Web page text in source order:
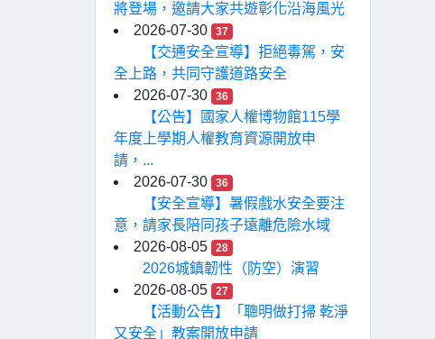
將登場，邀請大家共遊彰化沿海風光
2026-07-30
37
【交通安全宣導】拒絕毒駕，安
全上路，共同守護道路安全
2026-07-30
36
【公告】國家人權博物館115學
年度上學期人權教育資源開放申
請，...
2026-07-30
36
【安全宣導】暑假戲水安全要注
意，請家長陪同孩子遠離危險水域
2026-08-05
28
2026城鎮韌性（防空）演習
2026-08-05
27
【活動公告】「聰明做打掃 乾淨
又安全」教案開放申請